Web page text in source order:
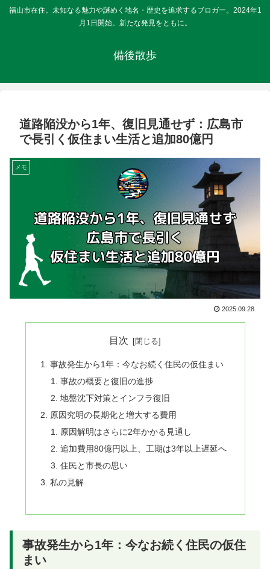
福山市在住。未知なる魅力や謎めく地名・歴史を追求するブロガー。2024年1
月1日開始。新たな発見をともに。
備後散歩
道路陥没から1年、復旧見通せず：広島市
で長引く仮住まい生活と追加80億円
メモ
2025.09.28
目次
事故発生から1年：今なお続く住民の仮住まい
事故の概要と復旧の進捗
地盤沈下対策とインフラ復旧
原因究明の長期化と増大する費用
原因解明はさらに2年かかる見通し
追加費用80億円以上、工期は3年以上遅延へ
住民と市長の思い
私の見解
事故発生から1年：今なお続く住民の仮住
まい